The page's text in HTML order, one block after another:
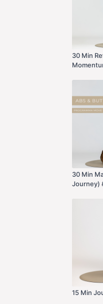
30 Min
30 Min
Journey)
15 Min